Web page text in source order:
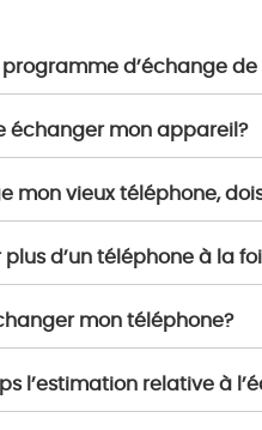
d’échange de
échanger mon appareil?
mon vieux téléphone,
d’un téléphone à la
mon téléphone?
l’estimation relative à